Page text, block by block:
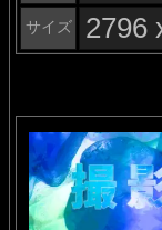
サイズ 2796